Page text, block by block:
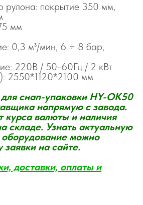
рулона: покрытие 350 мм,
мм
0,3 м³/мин, 6 ÷ 8 бар,
220В / 50-60Гц / 2 кВт
2550*1120*2100 мм
снап-упаковки HY-OK50
напрямую с завода.
курса валюты и наличия
складе. Узнать актуальную
можно
на сайте.
доставки, оплаты и